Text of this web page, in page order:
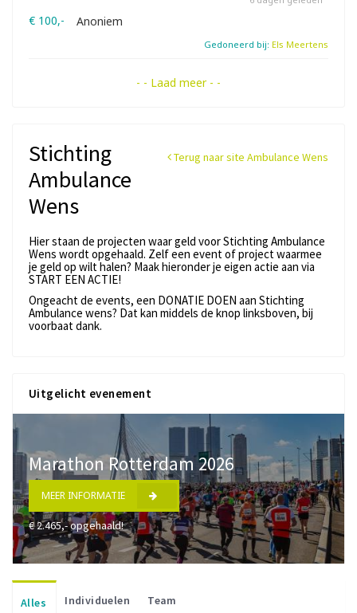
€ 100,- Anoniem
Gedoneerd bij: Els Meertens
- - Laad meer - -
Terug naar site Ambulance Wens
Stichting
Ambulance
Wens
Hier staan de projecten waar geld voor Stichting Ambulance
Wens wordt opgehaald. Zelf een event of project waarmee
je geld op wilt halen? Maak hieronder je eigen actie aan via
START EEN ACTIE!
Ongeacht de events, een DONATIE DOEN aan Stichting
Ambulance wens? Dat kan middels de knop linksboven, bij
voorbaat dank.
Uitgelicht evenement
Marathon Rotterdam 2026
MEER INFORMATIE
€ 2.465,- opgehaald!
Alles Individuelen Team